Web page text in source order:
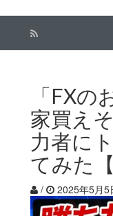
「FX
家買え
力者に
てみた
/ 2025年5月5